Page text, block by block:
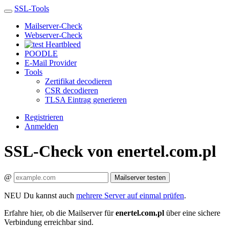
SSL-Tools
Mailserver-Check
Webserver-Check
Heartbleed
POODLE
E-Mail Provider
Tools
Zertifikat decodieren
CSR decodieren
TLSA Eintrag generieren
Registrieren
Anmelden
SSL-Check von enertel.com.pl
@ Mailserver testen
NEU Du kannst auch mehrere Server auf einmal prüfen.
Erfahre hier, ob die Mailserver fürenertel.com.pl über eine sichere
Verbindung erreichbar sind.